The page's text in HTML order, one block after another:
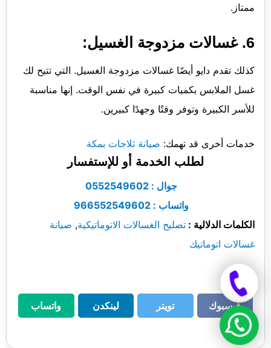
ممتاز.
6. غسالات مزدوجة الغسيل:
كذلك تقدم دايو أيضًا غسالات مزدوجة الغسيل. التي تتيح لك
غسل الملابس بكميات كبيرة في نفس الوقت. إنها مناسبة
للأسر الكبيرة وتوفر وقتًا وجهدًا كبيرين.
خدمات أخرى قد تهمك: صيانة ثلاجات بمكة
لطلب الخدمة أو للإستفسار
جوال : 0552549602
واتساب : 966552549602
الكلمات الدلالية : تصليح الغسالات الاتوماتيكية, صيانة
غسالات اتوماتيك
مشاركة
فيسبوك
فيسبوك
تويتر
تويتر
لينكدن
لينكدن
واتساب
واتساب